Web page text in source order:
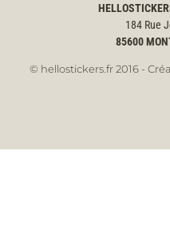
184 Rue
85600
© hellostickers.fr 2016 -